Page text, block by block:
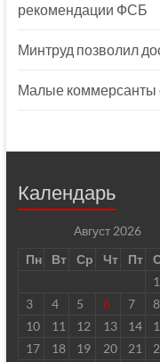
рекомендации ФСБ
Минтруд позволил
Малые коммерсанты
Календарь
Август 2026
Пн
Вт Ср Чт Пт
1
3
4 5 6 7 8
10
11 12 13 14
17
18 19 20 21